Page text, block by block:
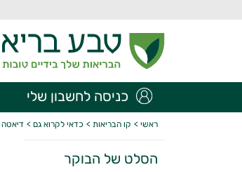
כניסה לחשבון שלי
ראשי > קו הבריאות > כדאי לקרוא גם > דיאטה
הסלט של הבוקר